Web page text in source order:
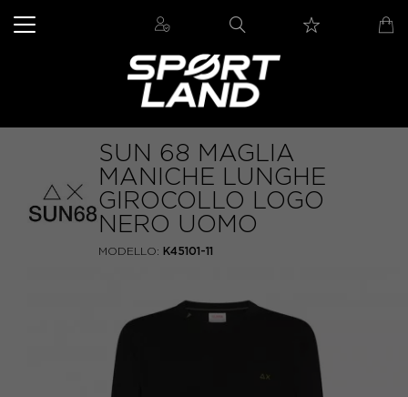
SUN 68 MAGLIA
MANICHE LUNGHE
GIROCOLLO LOGO
NERO UOMO
MODELLO: K45101-11